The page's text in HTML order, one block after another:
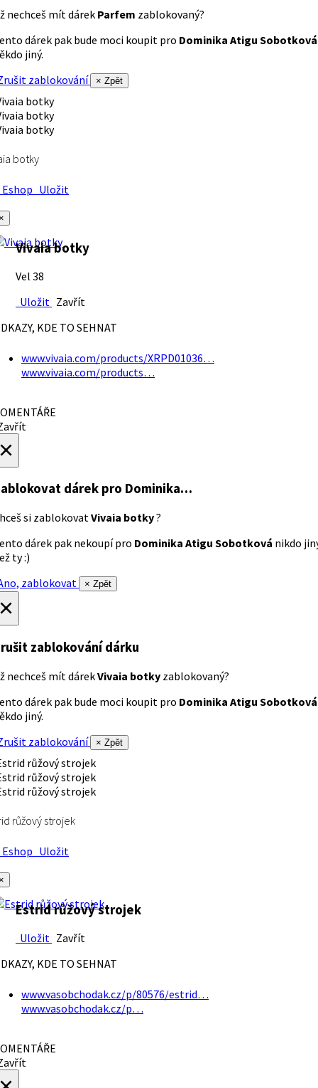
nechceš mít dárek Parfem zablokovaný?
dárek pak bude moci koupit pro Dominika Atigu Sobotková
jiný.
zablokování
× Zpět
botky
Uložit
Vivaia botky
Vel 38
Uložit Zavřít
KDE TO SEHNAT
www.vivaia.com/products/XRPD01036…
www.vivaia.com/products…
dárek pro Dominika…
si zablokovatVivaia botky?
dárek pak nekoupí pro Dominika Atigu Sobotková nikdo
ty :)
zablokovat
× Zpět
zablokování dárku
nechceš mít dárekVivaia botky zablokovaný?
dárek pak bude moci koupit pro Dominika Atigu Sobotková
jiný.
zablokování
× Zpět
růžový strojek
Uložit
Estrid růžový strojek
Uložit Zavřít
KDE TO SEHNAT
www.vasobchodak.cz/p/80576/estrid…
www.vasobchodak.cz/p…